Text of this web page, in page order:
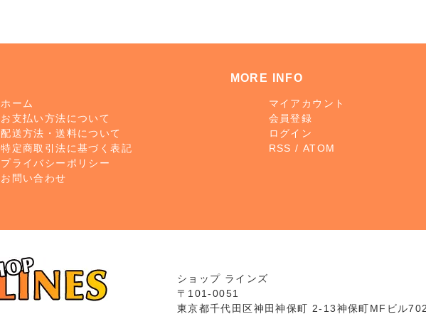
MORE INFO
ホーム
お支払い方法について
配送方法・送料について
特定商取引法に基づく表記
プライバシーポリシー
お問い合わせ
マイアカウント
会員登録
ログイン
RSS /ATOM
ショップ ラインズ
〒101-0051
東京都千代田区神田神保町 2-13神保町MFビル